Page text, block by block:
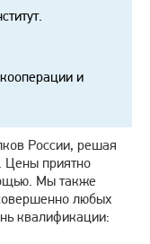
и
России, решая
Цены приятно
Мы также
любых
квалификации: